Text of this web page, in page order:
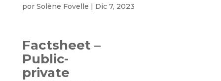
por Solène Fovelle | Dic 7, 2023
Factsheet –
Public-
private